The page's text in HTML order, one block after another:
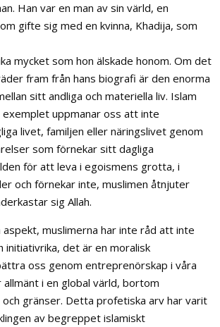
Han var en man av sin värld, en
gifte sig med en kvinna, Khadija, som
mycket som hon älskade honom. Om det
fram från hans biografi är den enorma
sitt andliga och materiella liv. Islam
uppmanar oss att inte
livet, familjen eller näringslivet genom
som förnekar sitt dagliga
för att leva i egoismens grotta, i
och förnekar inte, muslimen åtnjuter
sig Allah.
aspekt, muslimerna har inte råd att inte
initiativrika, det är en moralisk
oss genom entreprenörskap i våra
allmänt i en global värld, bortom
gränser. Detta profetiska arv har varit
av begreppet islamiskt